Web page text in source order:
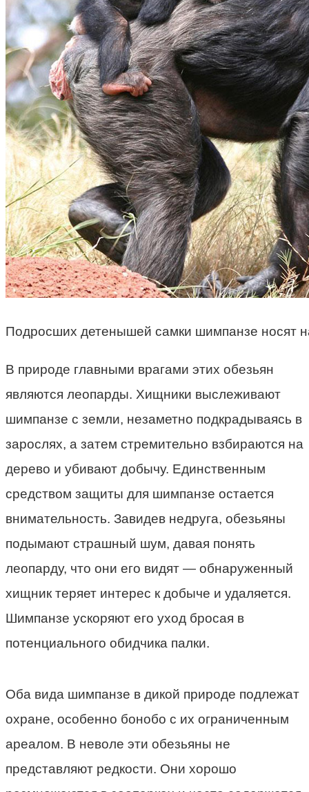
Подросших детенышей самки шимпанзе носят
В природе главными врагами этих обезьян
являются леопарды. Хищники выслеживают
шимпанзе с земли, незаметно подкрадываясь в
зарослях, а затем стремительно взбираются на
дерево и убивают добычу. Единственным
средством защиты для шимпанзе остается
внимательность. Завидев недруга, обезьяны
подымают страшный шум, давая понять
леопарду, что они его видят — обнаруженный
хищник теряет интерес к добыче и удаляется.
Шимпанзе ускоряют его уход бросая в
потенциального обидчика палки.
Оба вида шимпанзе в дикой природе подлежат
охране, особенно бонобо с их ограниченным
ареалом. В неволе эти обезьяны не
представляют редкости. Они хорошо